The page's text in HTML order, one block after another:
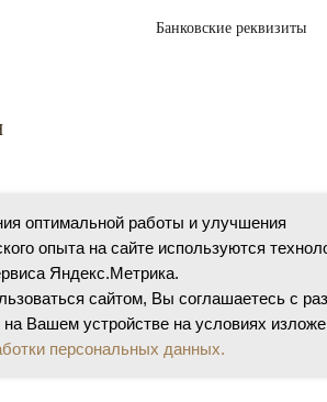
Банковские реквизиты
оптимальной работы и улучшения
опыта на сайте используются
Яндекс.Метрика.
сайтом, Вы соглашаетесь с
Вашем устройстве на условиях
персональных данных.